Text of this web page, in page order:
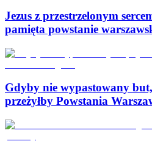
Jezus z przestrzelonym
pamięta powstanie
Gdyby nie wypastowany
przeżyłby Powstania